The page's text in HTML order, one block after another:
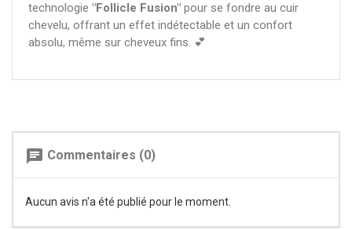
technologie "Follicle Fusion" pour se fondre au cuir
chevelu, offrant un effet indétectable et un confort
absolu, même sur cheveux fins. 💕
chat Commentaires (0)
Aucun avis n'a été publié pour le moment.